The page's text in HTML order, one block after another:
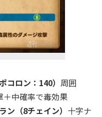
コロン：140） 周囲
＋中確率で毒効果
ン（8チェイン） 十字ナ